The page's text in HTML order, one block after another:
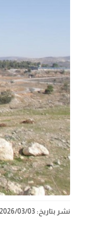
نشر بتاريخ: 2026/03/03